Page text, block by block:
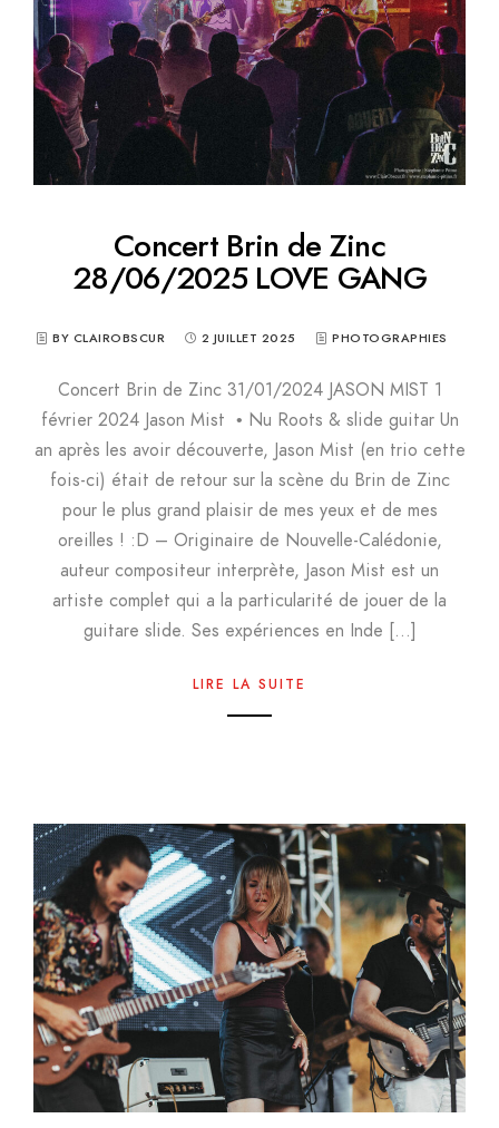
Concert Brin de Zinc
28/06/2025 LOVE GANG
BY CLAIROBSCUR 2 JUILLET 2025 PHOTOGRAPHIES
Concert Brin de Zinc 31/01/2024 JASON MIST 1
février 2024 Jason Mist • Nu Roots & slide guitar Un
an après les avoir découverte, Jason Mist (en trio cette
fois-ci) était de retour sur la scène du Brin de Zinc
pour le plus grand plaisir de mes yeux et de mes
oreilles ! :D – Originaire de Nouvelle-Calédonie,
auteur compositeur interprète, Jason Mist est un
artiste complet qui a la particularité de jouer de la
guitare slide. Ses expériences en Inde […]
LIRE LA SUITE